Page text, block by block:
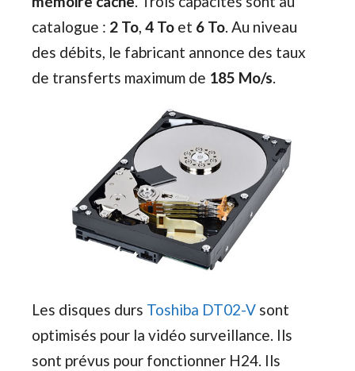
catalogue : 2 To 4 To et 6 To . Au niveau
des débits, le fabricant annonce des taux
de transferts maximum de 185 Mo/s
Les disques durs Toshiba DT02-V sont
optimisés pour la vidéo surveillance. Ils
sont prévus pour fonctionner H24. Ils